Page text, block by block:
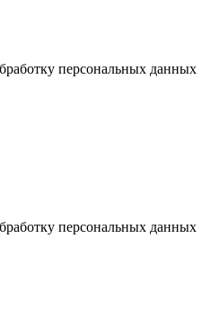
персональных данных
персональных данных